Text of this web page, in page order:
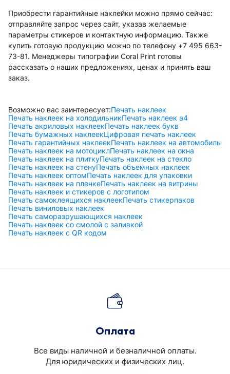
Приобрести гарантийные наклейки можно прямо сейчас:
отправляйте запрос через сайт, указав желаемые
параметры стикеров и контактную информацию. Также
купить готовую продукцию можно по телефону +7 495 663-
73-81. Менеджеры типографии Coral Print готовы
рассказать о наших предложениях, ценах и принять ваш
заказ.
Возможно вас заинтересует:Печать наклеек
Печать наклеек на холодильникПечать наклеек а4
Печать акриловых наклеекПечать наклеек букв
Печать бумажных наклеекЦифровая печать наклеек
Печать гарантийных наклеекПечать наклеек на автомобиль
Печать наклеек на мотоциклПечать наклеек на окна
Печать наклеек на плиткуПечать наклеек на стекло
Печать наклеек на стенуПечать объемных наклеек
Печать наклеек оптомПечать наклеек для упаковки
Печать наклеек на пленкеПечать наклеек на витрины
Печать наклеек и стикеров с логотипом
Печать самоклеящихся наклеекПечать стикерпаков
Печать виниловых наклеек
Печать саморазрушающихся наклеек
Печать наклеек со смолой с заливкой
Печать наклеек с QR кодом
Оплата
Все виды наличной и безналичной оплаты.
Для юридических и физических лиц.